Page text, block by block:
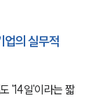
업의 실무적
'14일'이라는 짧